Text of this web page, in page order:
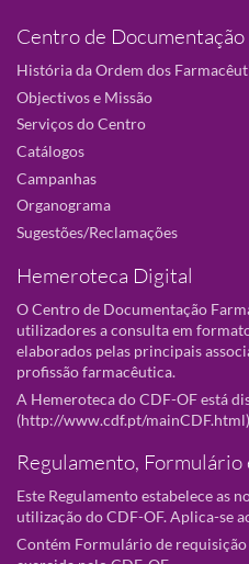
Centro de Documentação
História da Ordem dos
Objectivos e Missão
Serviços do Centro
Catálogos
Campanhas
Organograma
Sugestões/Reclamações
Hemeroteca Digital
O Centro de Documentação
utilizadores a consulta em
elaborados pelas principais
profissão farmacêutica.
A Hemeroteca do CDF-OF está
(http://www.cdf.pt/mainCDF.html
Regulamento, Formulário
Este Regulamento estabelece as
utilização do CDF-OF. Aplica-se
Contém Formulário de requisição